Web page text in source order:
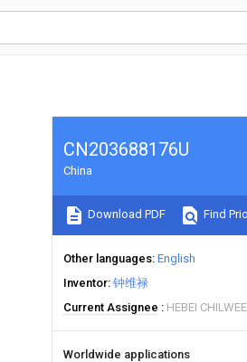
CN203688176U
China
Download PDF Find
Other languages English
Inventor 钟维禄
Current Assignee
HEBEI
Worldwide applications